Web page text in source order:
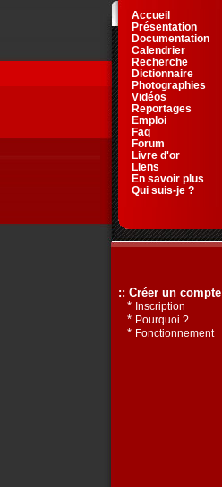
Accueil
Présentation
Documentation
Calendrier
Recherche
Dictionnaire
Photographies
Vidéos
Reportages
Emploi
Faq
Forum
Livre d'or
Liens
En savoir plus
Qui suis-je ?
:: Créer un compte
* Inscription
* Pourquoi ?
* Fonctionnement